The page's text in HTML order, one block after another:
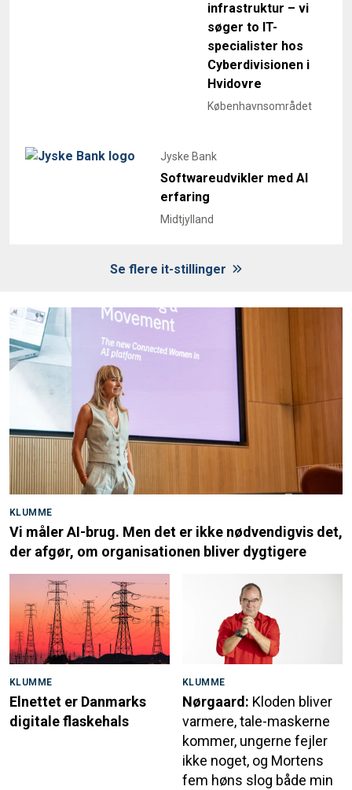
infrastruktur – vi
søger to IT-
specialister hos
Cyberdivisionen i
Hvidovre
Københavnsområdet
Jyske Bank
Softwareudvikler med AI
erfaring
Midtjylland
Se flere it-stillinger
KLUMME
Vi måler AI-brug. Men det er ikke nødvendigvis det,
der afgør, om organisationen bliver dygtigere
KLUMME
Elnettet er Danmarks
digitale flaskehals
KLUMME
Nørgaard: Kloden bliver
varmere, tale-maskerne
kommer, ungerne fejler
ikke noget, og Mortens
fem høns slog både min